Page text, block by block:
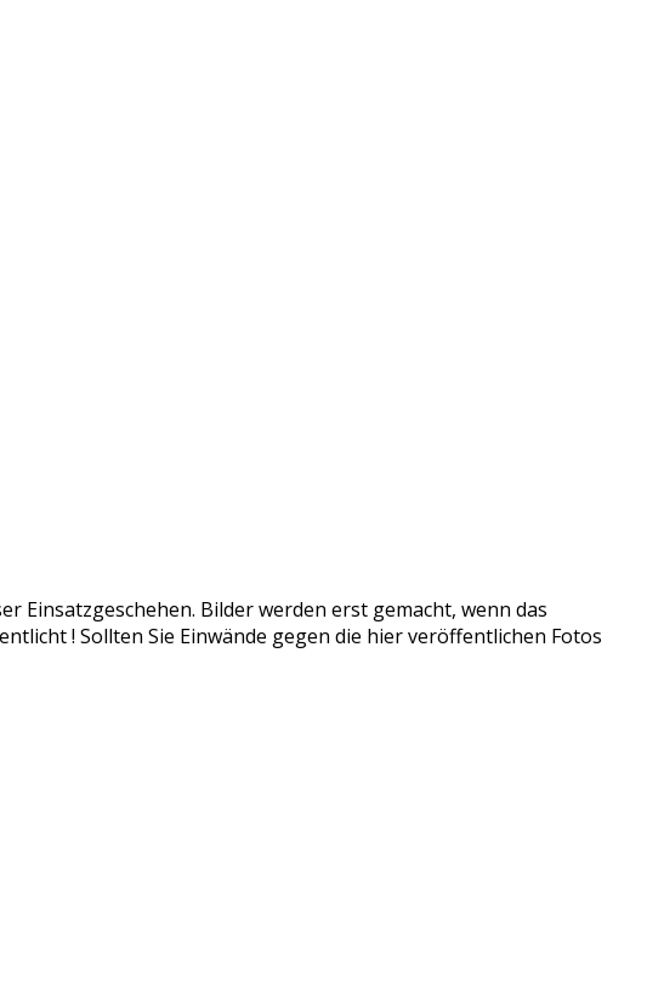
Bilder werden erst gemacht, wenn das
! Sollten Sie Einwände gegen die hier veröffentlichen Fotos